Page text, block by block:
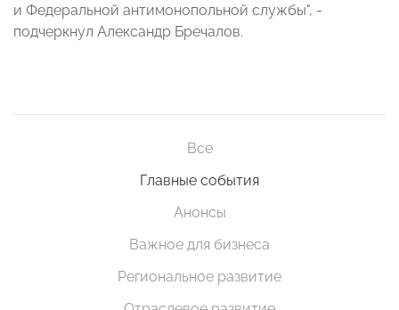
и Федеральной антимонопольной службы", -
подчеркнул Александр Бречалов.
Все
Главные события
Анонсы
Важное для бизнеса
Региональное развитие